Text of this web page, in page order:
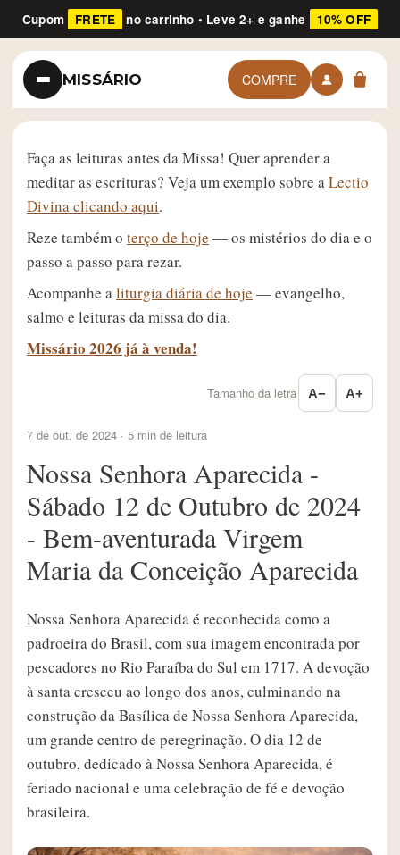
Cupom FRETE no carrinho • Leve 2+ e ganhe 10% OFF
MISSÁRIO COMPRE
Faça as leituras antes da Missa! Quer aprender a
meditar as escrituras? Veja um exemplo sobre aLectio
Divina clicando aqui.
Reze também o terço de hoje — os mistérios do dia e o
passo a passo para rezar.
Acompanhe aliturgia diária de hoje — evangelho,
salmo e leituras da missa do dia.
Missário 2026 já à venda!
Tamanho da letra A− A+
7 de out. de 2024 · 5 min de leitura
Nossa Senhora Aparecida -
Sábado 12 de Outubro de 2024
- Bem-aventurada Virgem
Maria da Conceição Aparecida
Nossa Senhora Aparecida é reconhecida como a
padroeira do Brasil, com sua imagem encontrada por
pescadores no Rio Paraíba do Sul em 1717. A devoção
à santa cresceu ao longo dos anos, culminando na
construção da Basílica de Nossa Senhora Aparecida,
um grande centro de peregrinação. O dia 12 de
outubro, dedicado à Nossa Senhora Aparecida, é
feriado nacional e uma celebração de fé e devoção
brasileira.